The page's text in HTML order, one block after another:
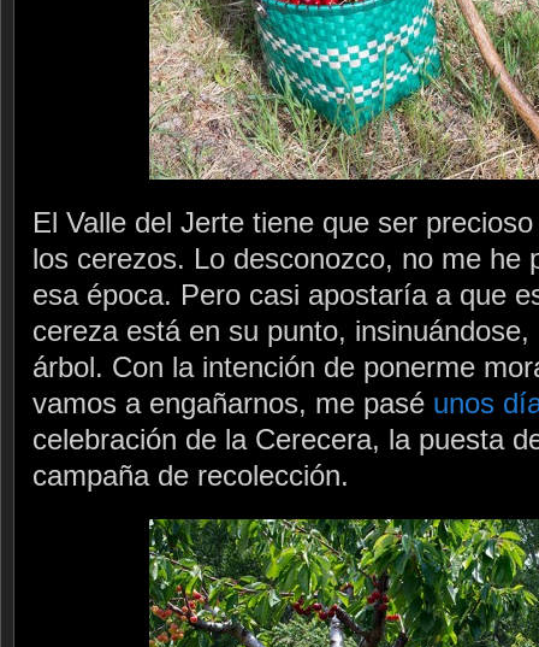
El Valle del Jerte tiene que ser
los cerezos. Lo desconozco, no me he
esa época. Pero casi apostaría a que
cereza está en su punto,
árbol. Con la intención de ponerme
vamos a engañarnos, me pasé unos
celebración de la Cerecera, la puesta
campaña de recolección.